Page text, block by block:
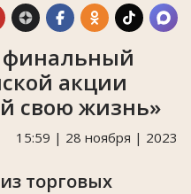
финальный
акции
свою жизнь»
15:59 | 28 ноября | 2023
торговых